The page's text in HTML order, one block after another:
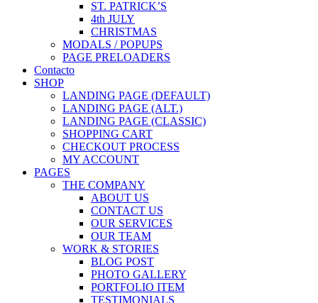
ST. PATRICK’S
4th JULY
CHRISTMAS
MODALS / POPUPS
PAGE PRELOADERS
Contacto
SHOP
LANDING PAGE (DEFAULT)
LANDING PAGE (ALT.)
LANDING PAGE (CLASSIC)
SHOPPING CART
CHECKOUT PROCESS
MY ACCOUNT
PAGES
THE COMPANY
ABOUT US
CONTACT US
OUR SERVICES
OUR TEAM
WORK & STORIES
BLOG POST
PHOTO GALLERY
PORTFOLIO ITEM
TESTIMONIALS